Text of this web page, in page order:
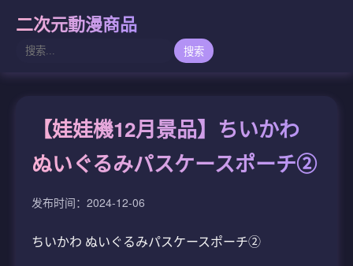
二次元動漫商品
搜索
【娃娃機12月景品】ちいかわ
ぬいぐるみパスケースポーチ②
发布时间：2024-12-06
ちいかわ ぬいぐるみパスケースポーチ②